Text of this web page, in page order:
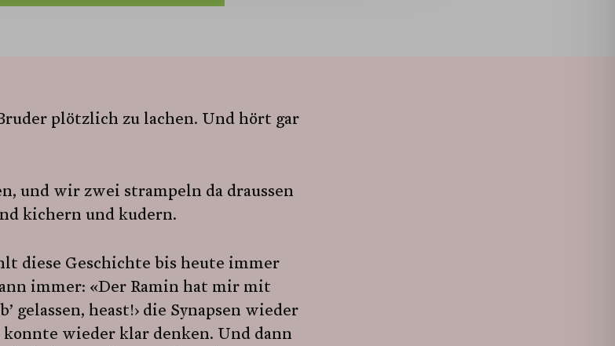
plötzlich zu lachen. Und hört gar
und wir zwei strampeln da draussen
kichern und kudern.
diese Geschichte bis heute immer
immer: «Der Ramin hat mir mit
gelassen, heast!› die Synapsen wieder
wieder klar denken. Und dann